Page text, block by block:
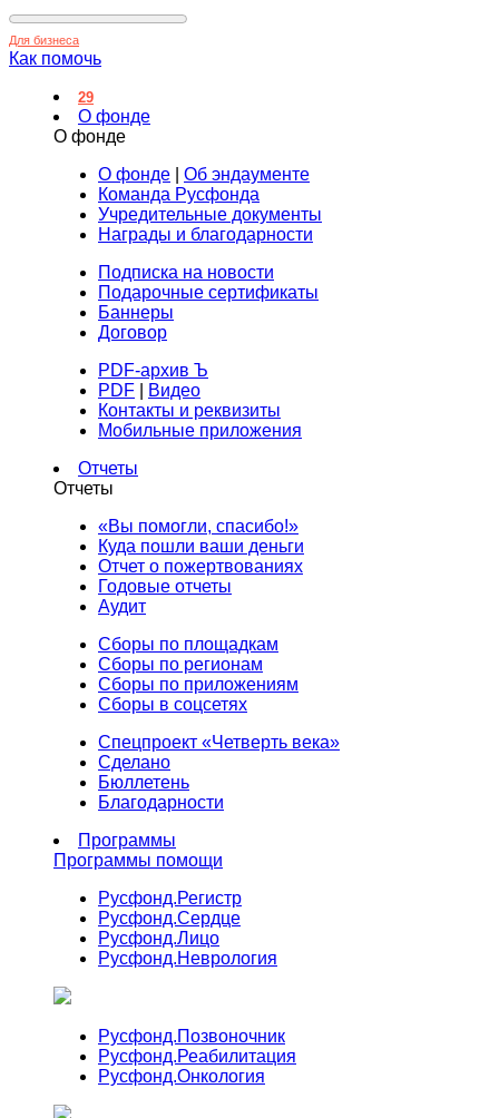
Для бизнеса
Как помочь
29
О фонде
О фонде
О фонде
Об эндаументе
Команда Русфонда
Учредительные документы
Награды и благодарности
Подписка на новости
Подарочные сертификаты
Баннеры
Договор
PDF-архив Ъ
PDF
Видео
Контакты и реквизиты
Мобильные приложения
Отчеты
Отчеты
«Вы помогли, спасибо!»
Куда пошли ваши деньги
Отчет о пожертвованиях
Годовые отчеты
Аудит
Сборы по площадкам
Сборы по регионам
Сборы по приложениям
Сборы в соцсетях
Спецпроект «Четверть века»
Сделано
Бюллетень
Благодарности
Программы
Программы помощи
Русфонд.Регистр
Русфонд.Сердце
Русфонд.Лицо
Русфонд.Неврология
Русфонд.Позвоночник
Русфонд.Реабилитация
Русфонд.Онкология